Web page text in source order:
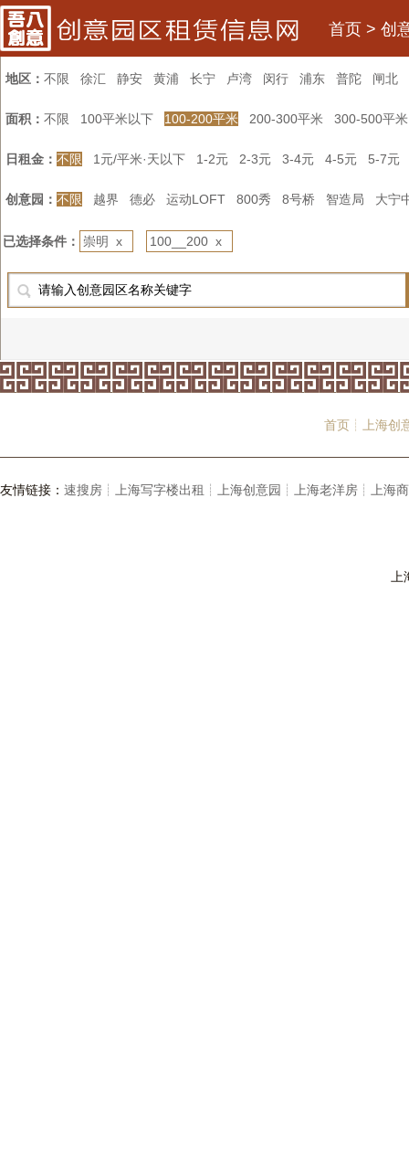
首页 > 创
地区： 不限 徐汇 静安 黄浦 长宁 卢湾 闵行 浦东 普陀 闸北
面积： 不限 100平米以下 100-200平米 200-300平米 300-500平米
日租金： 不限 1元/平米·天以下 1-2元 2-3元 3-4元 4-5元 5-7元
创意园： 不限 越界 德必 运动LOFT 800秀 8号桥 智造局 大宁
已选择条件： 崇明 x 100__200 x
首页┊ 上海
友情链接： 速搜房┊ 上海写字楼出租┊ 上海创意园┊ 上海老洋房┊ 上海